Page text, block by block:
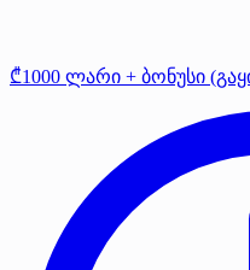
₾1000 ლარი + ბონუსი